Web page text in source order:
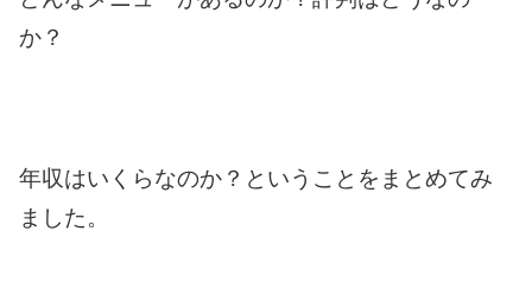
か？
年収はいくらなのか？ということをまとめてみ
ました。